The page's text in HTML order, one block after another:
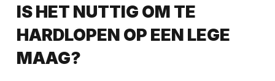
IS HET NUTTIG OM TE
HARDLOPEN OP EEN LEGE
MAAG?